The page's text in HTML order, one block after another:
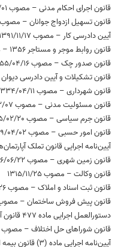
قانون اجرای احکام مدنی – مصوب 1356/08/01
قانون تسهیل ازدواج جوانان – مصوب 1384/09/27
آیین دادرسی کار – مصوب 1391/11/17
قانون روابط موجر و مستاجر 1356 – مصوب 1356/05/02
قانون صدور چک – مصوب 1355/04/16
قانون تشکیلات و آیین دادرسی دیوان
قانون شهرداری – مصوب 1334/04/11
قانون مسئولیت مدنی – مصوب 1339/02/07
قانون جرم سیاسی – مصوب 1395/02/20
قانون امور حسبی – مصوب 1319/04/02
آیین‌نامه اجرایی قانون تملک آپارتمان‌ها –
قانون زمین شهری – مصوب 1366/06/22
قانون وکالت – مصوب 1315/11/25
قانون ثبت اسناد و املاک – مصوب 1310/12/26
قانون پیش فروش ساختمان – مصوب 1389/
دستورالعمل اجرایی ماده 477 قانون آیین دادرسی کیفری – مصوب 1398/09/07
قانون شوراهای حل اختلاف – مصوب 1394/09/